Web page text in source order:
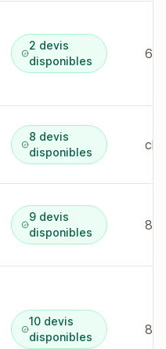
2 devis
disponibles
8 devis
disponibles
9 devis
disponibles
8
10 devis
disponibles
86